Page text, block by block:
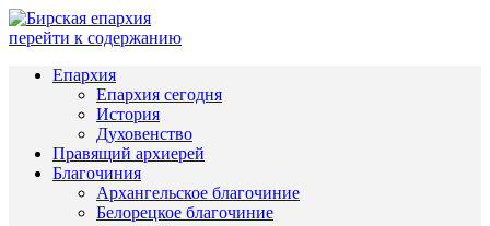
перейти к содержанию
Епархия
Епархия сегодня
История
Духовенство
Правящий архиерей
Благочиния
Архангельское благочиние
Белорецкое благочиние